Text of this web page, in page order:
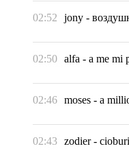
02:52 jony -
02:50 alfa - a me mi
02:46 moses - a
02:43 zodier- cioburi